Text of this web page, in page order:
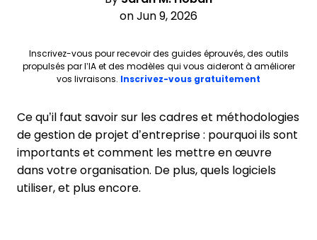
on Jun 9, 2026
Inscrivez-vous pour recevoir des guides éprouvés, des outils
propulsés par l’IA et des modèles qui vous aideront à améliorer
vos livraisons. Inscrivez-vous gratuitement
Ce qu’il faut savoir sur les cadres et méthodologies
de gestion de projet d’entreprise : pourquoi ils sont
importants et comment les mettre en œuvre
dans votre organisation. De plus, quels logiciels
utiliser, et plus encore.